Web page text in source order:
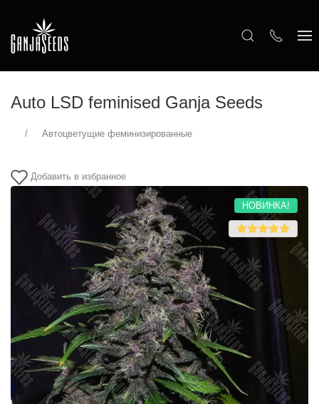
Auto LSD feminised Ganja Seeds
Автоцветущие феминизированные
Добавить в избранное
НОВИНКА!